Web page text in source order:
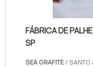
requisitos
segurança e
FÁBRICA DE
SP
SEA GRAFITE/ SANTO